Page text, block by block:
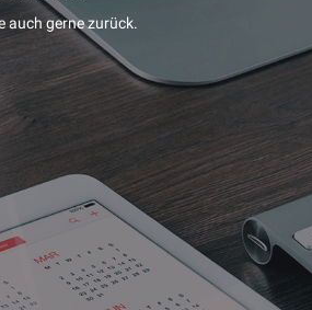
auch gerne zurück.